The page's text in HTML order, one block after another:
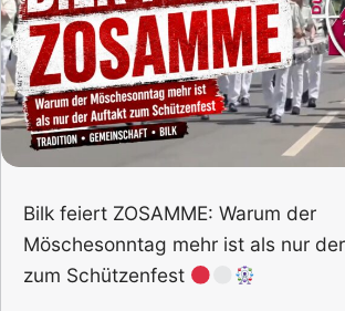
Bilk feiert ZOSAMME: Warum der
Möschesonntag mehr ist als nur
zum Schützenfest